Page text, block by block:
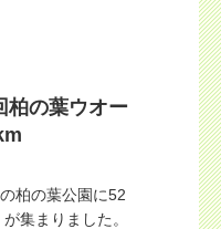
柏の葉ウオー
柏の葉公園に52
集まりました。